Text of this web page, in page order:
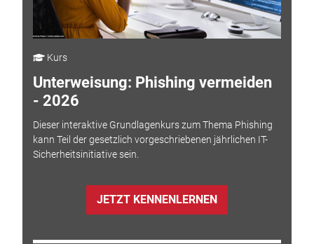
Kurs
Unterweisung: Phishing vermeiden
- 2026
Dieser interaktive Grundlagenkurs zum Thema Phishing
kann Teil der gesetzlich vorgeschriebenen jährlichen IT-
Sicherheitsinitiative sein.
JETZT KENNENLERNEN